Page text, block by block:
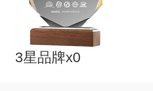
3星品牌x0